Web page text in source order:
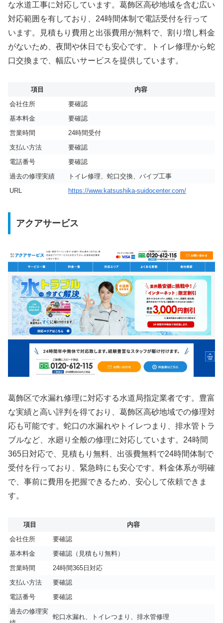
な水道工事に対応しています。葛飾区高砂地域を含む広い
対応範囲を有しており、24時間体制で電話受付を行って
います。見積もり費用と出張費用が無料で、割り増し料金
がないため、夜間や休日でも安心です。トイレ修理から蛇
口交換まで、幅広いサービスを提供しています。
項目
内容
会社住所
要確認
基本料金
要確認
営業時間
24時間受付
支払い方法
要確認
電話番号
要確認
過去の修理実績
トイレ修理、蛇口交換、パイプ工事
URL
https://www.katsushika-suidocenter.com/
アクアサービス
葛飾区で水漏れ修理に対応する水道局指定業者です。豊富
な実績と高い評判を得ており、葛飾区高砂地域での修理対
応も可能です。蛇口の水漏れやトイレつまり、排水管トラ
ブルなど、水廻り全般の修理に対応しています。24時間
365日対応で、見積もり無料、出張費無料で24時間体制で
受付を行っており、緊急時にも安心です。料金体系が明確
で、事前に費用を把握できるため、安心して依頼できま
す。
項目
内容
会社住所
要確認
基本料金
要確認（見積もり無料）
営業時間
24時間365日対応
支払い方法
要確認
電話番号
要確認
過去の修理実
蛇口水漏れ、トイレつまり、排水管修理